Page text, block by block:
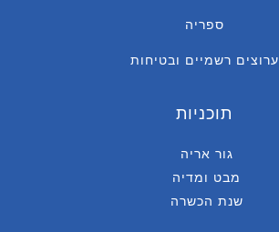
ספריה
ערוצים רשמיים ובטיחות
תוכניות
גור אריה
מבט ומדיה
שנת הכשרה